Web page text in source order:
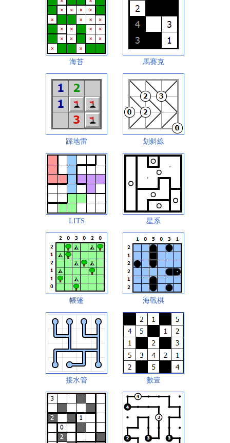
海苔 馬賽克
踩地雷 划斜線
LITS 星系
帳篷 海戰棋
接水管 數壹